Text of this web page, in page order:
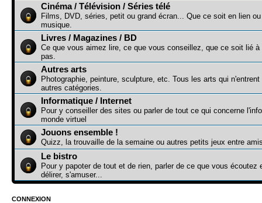
Cinéma / Télévision / Séries télé
Films, DVD, séries, petit ou grand écran... Que ce soit en lien
musique.
Livres / Magazines / BD
Ce que vous aimez lire, ce que vous conseillez, que ce soit lié à
pas.
Autres arts
Photographie, peinture, sculpture, etc. Tous les arts qui
autres catégories.
Informatique / Internet
Pour y conseiller des sites ou parler de tout ce qui concerne
monde virtuel
Jouons ensemble !
Quizz, la trouvaille de la semaine ou autres petits jeux entre
Le bistro
Pour y papoter de tout et de rien, parler de ce que vous écoutez
délirer, s'amuser...
CONNEXION